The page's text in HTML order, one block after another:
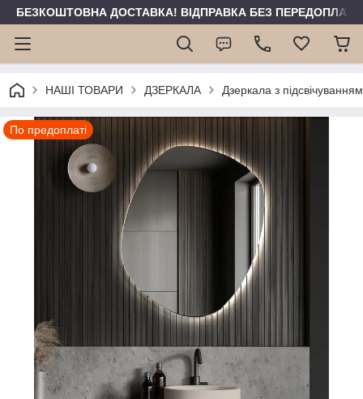
БЕЗКОШТОВНА ДОСТАВКА! ВІДПРАВКА БЕЗ ПЕРЕДОПЛАТИ
НАШІ ТОВАРИ ДЗЕРКАЛА Дзеркала з підсвічуванням
По предоплаті